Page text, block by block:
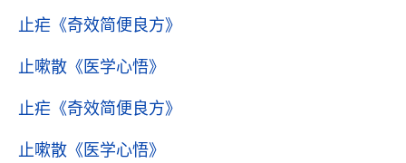
止疟 《奇效简便良方》
止嗽散 《医学心悟》
止疟 《奇效简便良方》
止嗽散 《医学心悟》